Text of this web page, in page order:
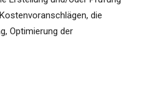
die
Optimierung der